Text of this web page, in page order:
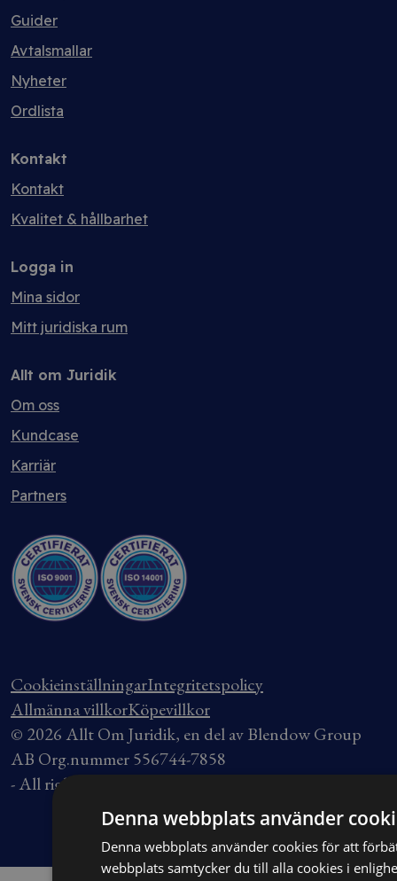
Guider
Avtalsmallar
Nyheter
Ordlista
Kontakt
Kontakt
Kvalitet & hållbarhet
Logga in
Mina sidor
Mitt juridiska rum
Allt om Juridik
Om oss
Kundcase
Karriär
Partners
CookieinställningarIntegritetspolicy
Allmänna villkorKöpevillkor
© 2026 Allt Om Juridik, en del av Blendow Group
AB Org.nummer 556744-7858
- All rights reserved.
Denna webbplats använder
Denna webbplats använder cookies för att
webbplats samtycker du till alla cookies i